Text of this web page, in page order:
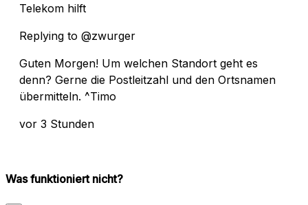
Telekom hilft
Replying to @zwurger
Guten Morgen! Um welchen Standort geht es
denn? Gerne die Postleitzahl und den Ortsnamen
übermitteln. ^Timo
vor 3 Stunden
Was funktioniert nicht?